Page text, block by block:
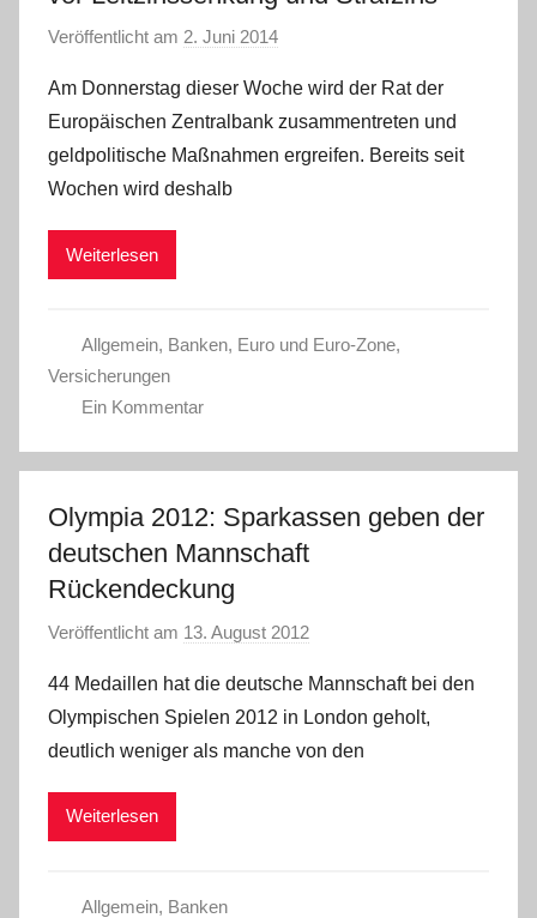
Veröffentlicht am 2. Juni 2014
n
a
d
Am Donnerstag dieser Woche wird der Rat der
Europäischen Zentralbank zusammentreten und
geldpolitische Maßnahmen ergreifen. Bereits seit
Wochen wird deshalb
Weiterlesen
Allgemein, Banken, Euro und Euro-Zone,
Versicherungen
Ein Kommentar
Olympia 2012: Sparkassen geben der
deutschen Mannschaft
Rückendeckung
Veröffentlicht am 13. August 2012
n
P
r
44 Medaillen hat die deutsche Mannschaft bei den
Olympischen Spielen 2012 in London geholt,
deutlich weniger als manche von den
Weiterlesen
Allgemein, Banken